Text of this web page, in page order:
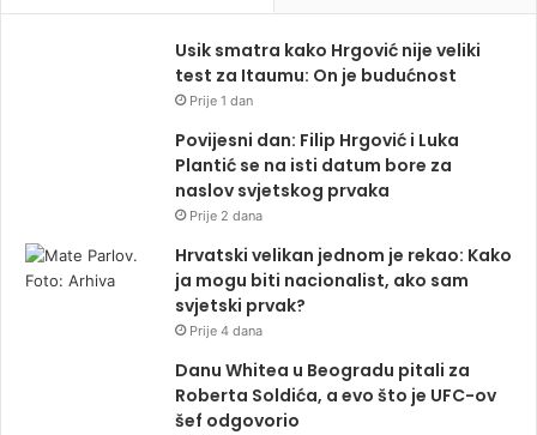
Usik smatra kako Hrgović nije veliki
test za Itaumu: On je budućnost
Prije 1 dan
Povijesni dan: Filip Hrgović i Luka
Plantić se na isti datum bore za
naslov svjetskog prvaka
Prije 2 dana
Hrvatski velikan jednom je rekao: Kako
ja mogu biti nacionalist, ako sam
svjetski prvak?
Prije 4 dana
Danu Whitea u Beogradu pitali za
Roberta Soldića, a evo što je UFC-ov
šef odgovorio